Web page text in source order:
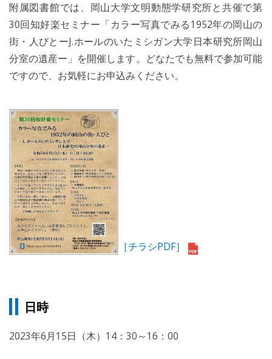
附属図書館では、岡山大学文明動態学研究所と共催で第
30回知好楽セミナー「カラー写真でみる1952年の岡山の
街・人びとーJ.ホールのいたミシガン大学日本研究所岡山
分室の遺産ー」を開催します。どなたでも無料で参加可能
ですので、お気軽にお申込みください。
［チラシPDF］
日時
2023年6月15日（木）14：30～16：00